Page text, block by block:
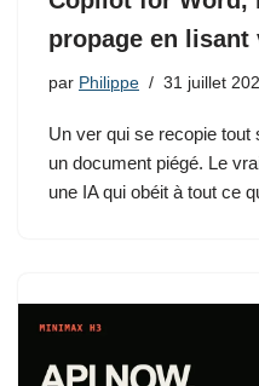
propage en
par Philippe 31 juillet
Un ver qui se recopie tout
un document piégé. Le
une IA qui obéit à tout ce